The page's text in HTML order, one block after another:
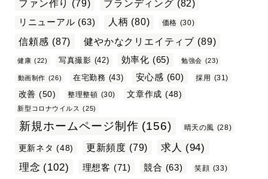
ファン作り (79) ブランディング (82)
リニューアル (63) 人柄 (80) 価格 (30)
信頼感 (87) 健やかなクリエイティブ (89)
健康 (22) 写真撮影 (42) 効率化 (65) 勉強会 (23)
動画制作 (26) 在宅勤務 (43) 安心感 (60) 採用 (31)
改善 (50) 整理整頓 (30) 文章作成 (48)
新型コロナウイルス (25)
新規ホームページ制作 (156) 晴天の風 (28)
更新ネタ (48) 更新頻度 (79) 求人 (94)
理念 (102) 理想客 (71) 競合 (63) 笑顔 (33)